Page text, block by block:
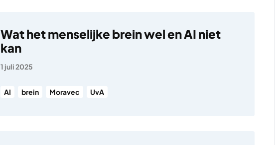
Wat het menselijke brein wel en AI niet
kan
1 juli 2025
AI brein Moravec UvA